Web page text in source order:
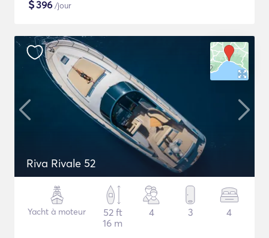
$396 /jour
Riva Rivale 52
Yacht à moteur
52 ft
16 m
4 3 4